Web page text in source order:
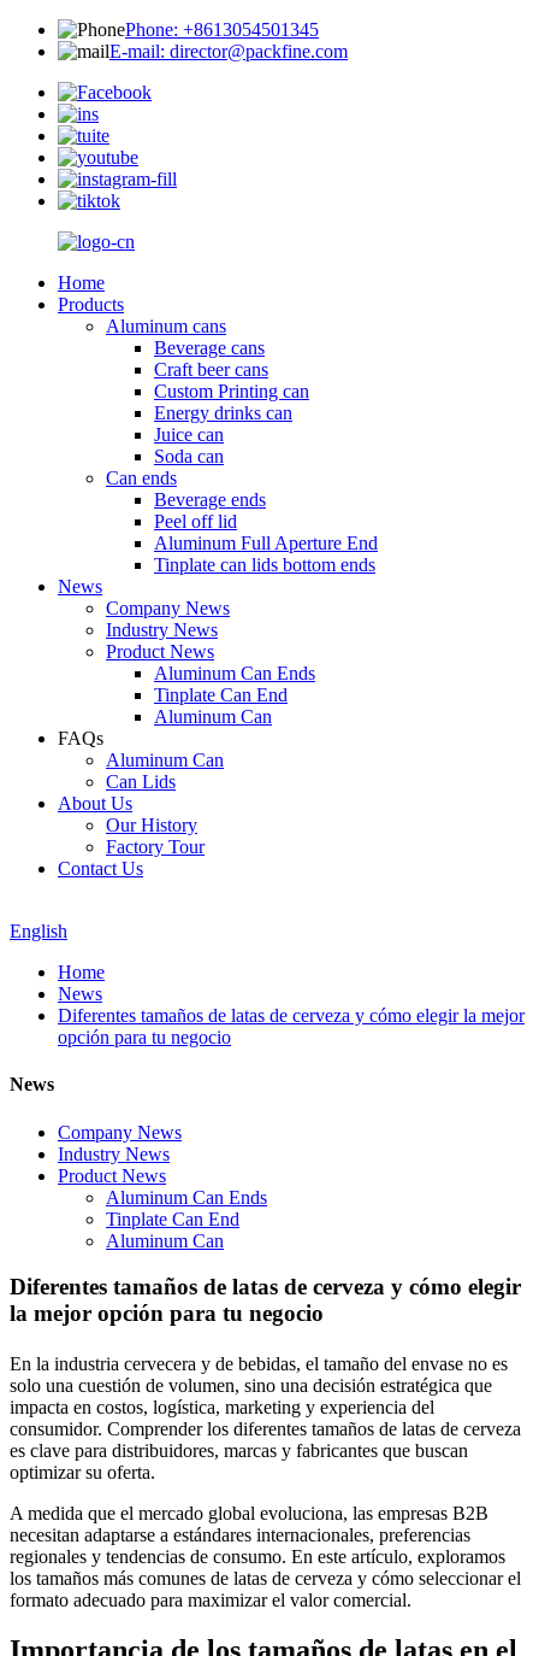
Phone: +8613054501345
E-mail: director@packfine.com
Home
Products
Aluminum cans
Beverage cans
Craft beer cans
Custom Printing can
Energy drinks can
Juice can
Soda can
Can ends
Beverage ends
Peel off lid
Aluminum Full Aperture End
Tinplate can lids bottom ends
News
Company News
Industry News
Product News
Aluminum Can Ends
Tinplate Can End
Aluminum Can
FAQs
Aluminum Can
Can Lids
About Us
Our History
Factory Tour
Contact Us
English
Home
News
Diferentes tamaños de latas de cerveza y cómo elegir la mejor
opción para tu negocio
News
Company News
Industry News
Product News
Aluminum Can Ends
Tinplate Can End
Aluminum Can
Diferentes tamaños de latas de cerveza y cómo elegir
la mejor opción para tu negocio
En la industria cervecera y de bebidas, el tamaño del envase no es
solo una cuestión de volumen, sino una decisión estratégica que
impacta en costos, logística, marketing y experiencia del
consumidor. Comprender los diferentes tamaños de latas de cerveza
es clave para distribuidores, marcas y fabricantes que buscan
optimizar su oferta.
A medida que el mercado global evoluciona, las empresas B2B
necesitan adaptarse a estándares internacionales, preferencias
regionales y tendencias de consumo. En este artículo, exploramos
los tamaños más comunes de latas de cerveza y cómo seleccionar el
formato adecuado para maximizar el valor comercial.